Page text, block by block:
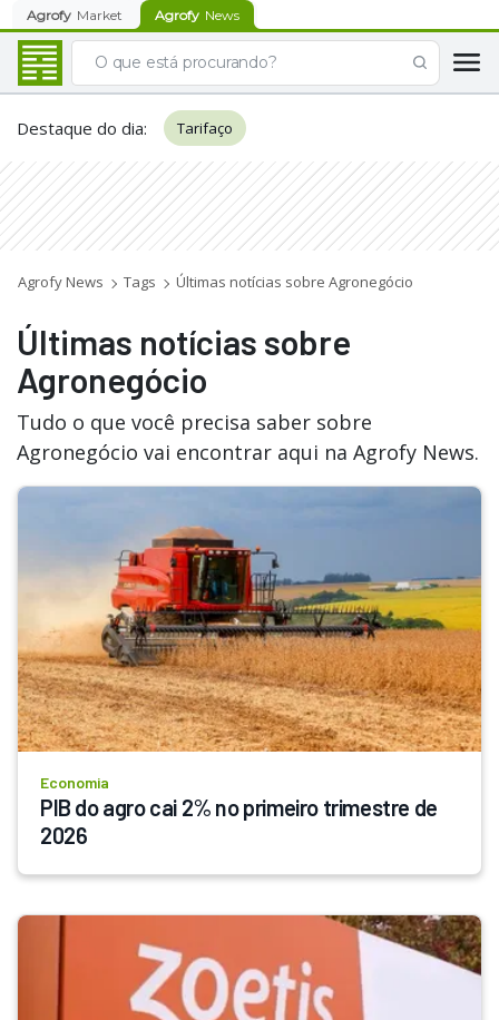
Agrofy Market Agrofy News
Destaque do dia: Tarifaço
Agrofy News Tags Últimas notícias sobre Agronegócio
Últimas notícias sobre
Agronegócio
Tudo o que você precisa saber sobre
Agronegócio vai encontrar aqui na Agrofy News.
Economia
PIB do agro cai 2% no primeiro trimestre de
2026